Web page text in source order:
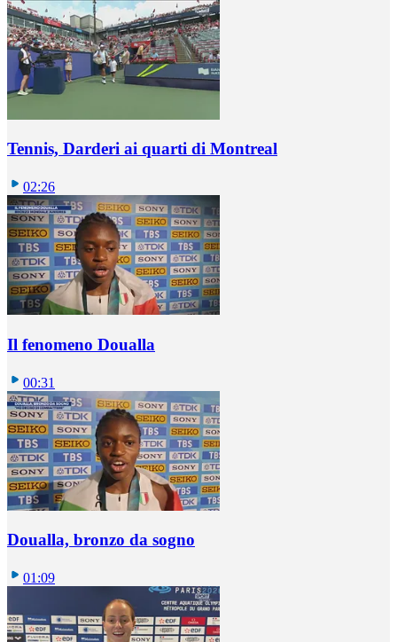
Tennis, Darderi ai quarti di Montreal
02:26
Il fenomeno Doualla
00:31
Doualla, bronzo da sogno
01:09